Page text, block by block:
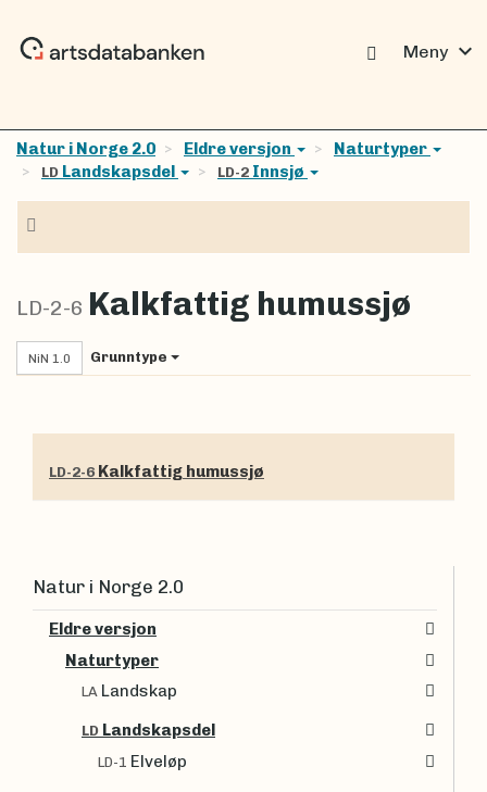
Meny expand_more
Natur i Norge 2.0 Eldre versjon Naturtyper
LD Landskapsdel LD-2 Innsjø
LD-2-6 Kalkfattig humussjø
NiN 1.0 Grunntype
LD-2-6 Kalkfattig humussjø
Natur i Norge 2.0
Eldre versjon
Naturtyper
LA Landskap
LD Landskapsdel
LD-1 Elveløp